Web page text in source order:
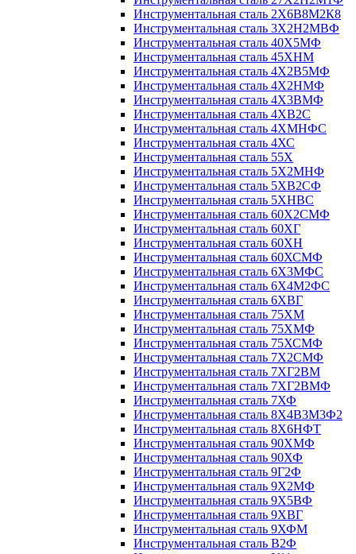
Инструментальная сталь 2Х6В8М2К8
Инструментальная сталь 3Х2Н2МВФ
Инструментальная сталь 40Х5МФ
Инструментальная сталь 45ХНМ
Инструментальная сталь 4Х2В5МФ
Инструментальная сталь 4Х2НМФ
Инструментальная сталь 4Х3ВМФ
Инструментальная сталь 4ХВ2С
Инструментальная сталь 4ХМНФС
Инструментальная сталь 4ХС
Инструментальная сталь 55Х
Инструментальная сталь 5Х2МНФ
Инструментальная сталь 5ХВ2СФ
Инструментальная сталь 5ХНВС
Инструментальная сталь 60Х2СМФ
Инструментальная сталь 60ХГ
Инструментальная сталь 60ХН
Инструментальная сталь 60ХСМФ
Инструментальная сталь 6Х3МФС
Инструментальная сталь 6Х4М2ФС
Инструментальная сталь 6ХВГ
Инструментальная сталь 75ХМ
Инструментальная сталь 75ХМФ
Инструментальная сталь 75ХСМФ
Инструментальная сталь 7Х2СМФ
Инструментальная сталь 7ХГ2ВМ
Инструментальная сталь 7ХГ2ВМФ
Инструментальная сталь 7ХФ
Инструментальная сталь 8Х4В3М3Ф2
Инструментальная сталь 8Х6НФТ
Инструментальная сталь 90ХМФ
Инструментальная сталь 90ХФ
Инструментальная сталь 9Г2Ф
Инструментальная сталь 9Х2МФ
Инструментальная сталь 9Х5ВФ
Инструментальная сталь 9ХВГ
Инструментальная сталь 9ХФМ
Инструментальная сталь В2Ф